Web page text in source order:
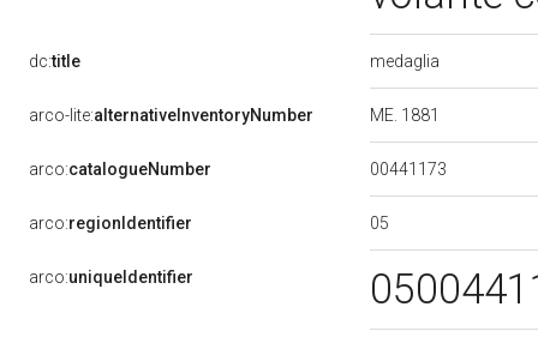
dc:title medaglia
arco-lite:alternativeInventoryNumber ME. 1881
arco:catalogueNumber 00441173
arco:regionIdentifier 05
arco:uniqueIdentifier